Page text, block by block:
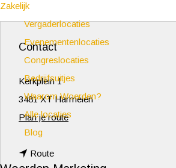
Zakelijk
Vergaderlocaties
Evenementenlocaties
Congreslocaties
Bedrijfsuitjes
Waarom Woerden?
Alle locaties
Blog
Contact
Kerkplein 1
3481 XT Harmelen
Plan je routen
Routen